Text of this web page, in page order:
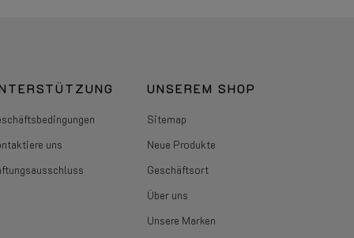
uns
UNSEREM SHOP
Sitemap
Neue Produkte
Geschäftsort
Über uns
Unsere Marken